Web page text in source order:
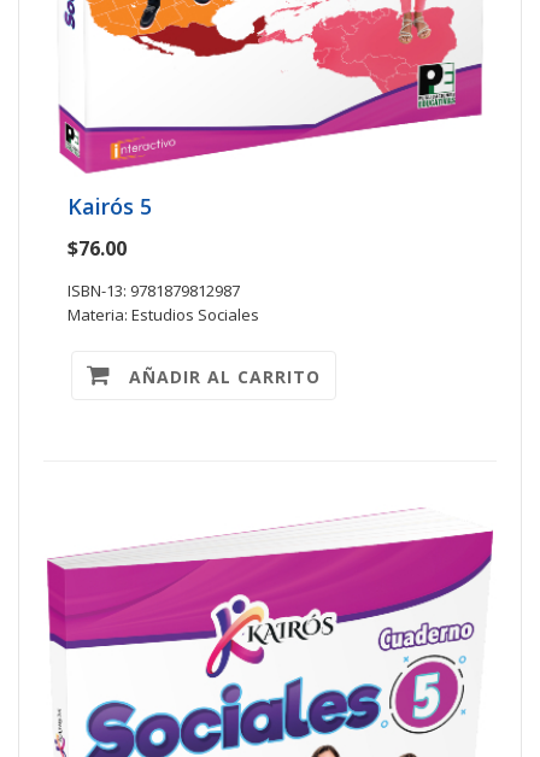
Kairós 5
$76.00
ISBN-13: 9781879812987
Materia: Estudios Sociales
AÑADIR AL CARRITO